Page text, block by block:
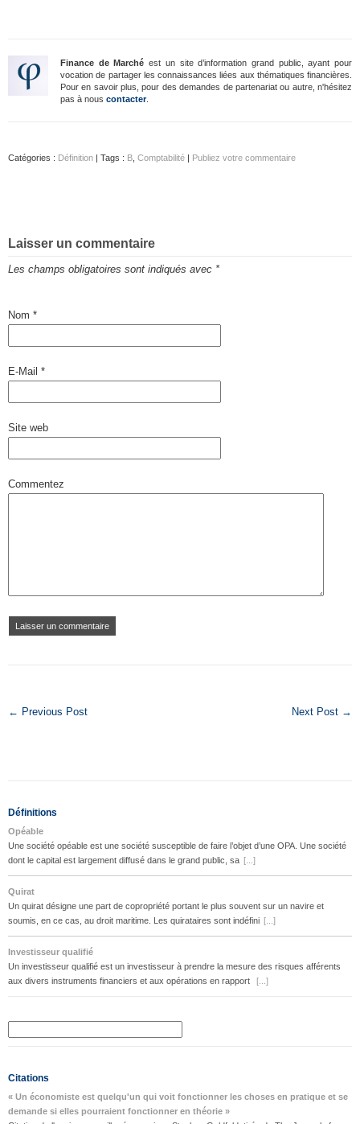
Finance de Marché est un site d’information grand public, ayant pour
vocation de partager les connaissances liées aux thématiques financières.
Pour en savoir plus, pour des demandes de partenariat ou autre, n'hésitez
pas à nous contacter.
Catégories : Définition | Tags : B Comptabilité | Publiez votre commentaire
Laisser un commentaire
Les champs obligatoires sont indiqués avec *
Nom *
E-Mail *
Site web
Commentez
← Previous Post Next Post →
Définitions
Opéable
Une société opéable est une société susceptible de faire l’objet d’une OPA. Une société
dont le capital est largement diffusé dans le grand public, sa [...]
Quirat
Un quirat désigne une part de copropriété portant le plus souvent sur un navire et
soumis, en ce cas, au droit maritime. Les quirataires sont indéfini [...]
Investisseur qualifié
Un investisseur qualifié est un investisseur à prendre la mesure des risques afférents
aux divers instruments financiers et aux opérations en rapport
[...]
Citations
« Un économiste est quelqu'un qui voit fonctionner les choses en pratique et se
demande si elles pourraient fonctionner en théorie »